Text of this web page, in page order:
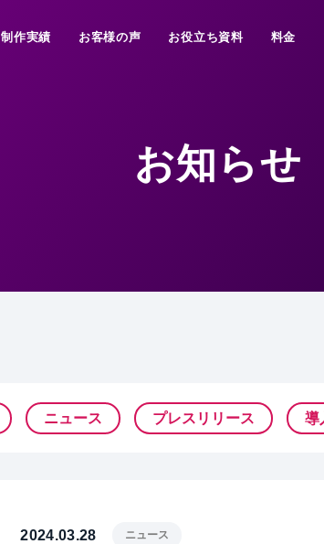
制作実績 お客様の声 お役立ち資料 料金
お知らせ
ニュース プレスリリース 導
2024.03.28 ニュース